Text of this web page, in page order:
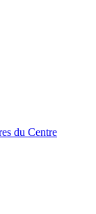
du Centre